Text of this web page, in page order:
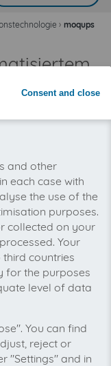
› moqups
Ihre
verwalten.
Zeit, Geld
Consent and close
and other
each case with
the use of the
purposes.
collected on your
Your
countries
for the purposes
level of data
You can find
reject or
"Settings" and in